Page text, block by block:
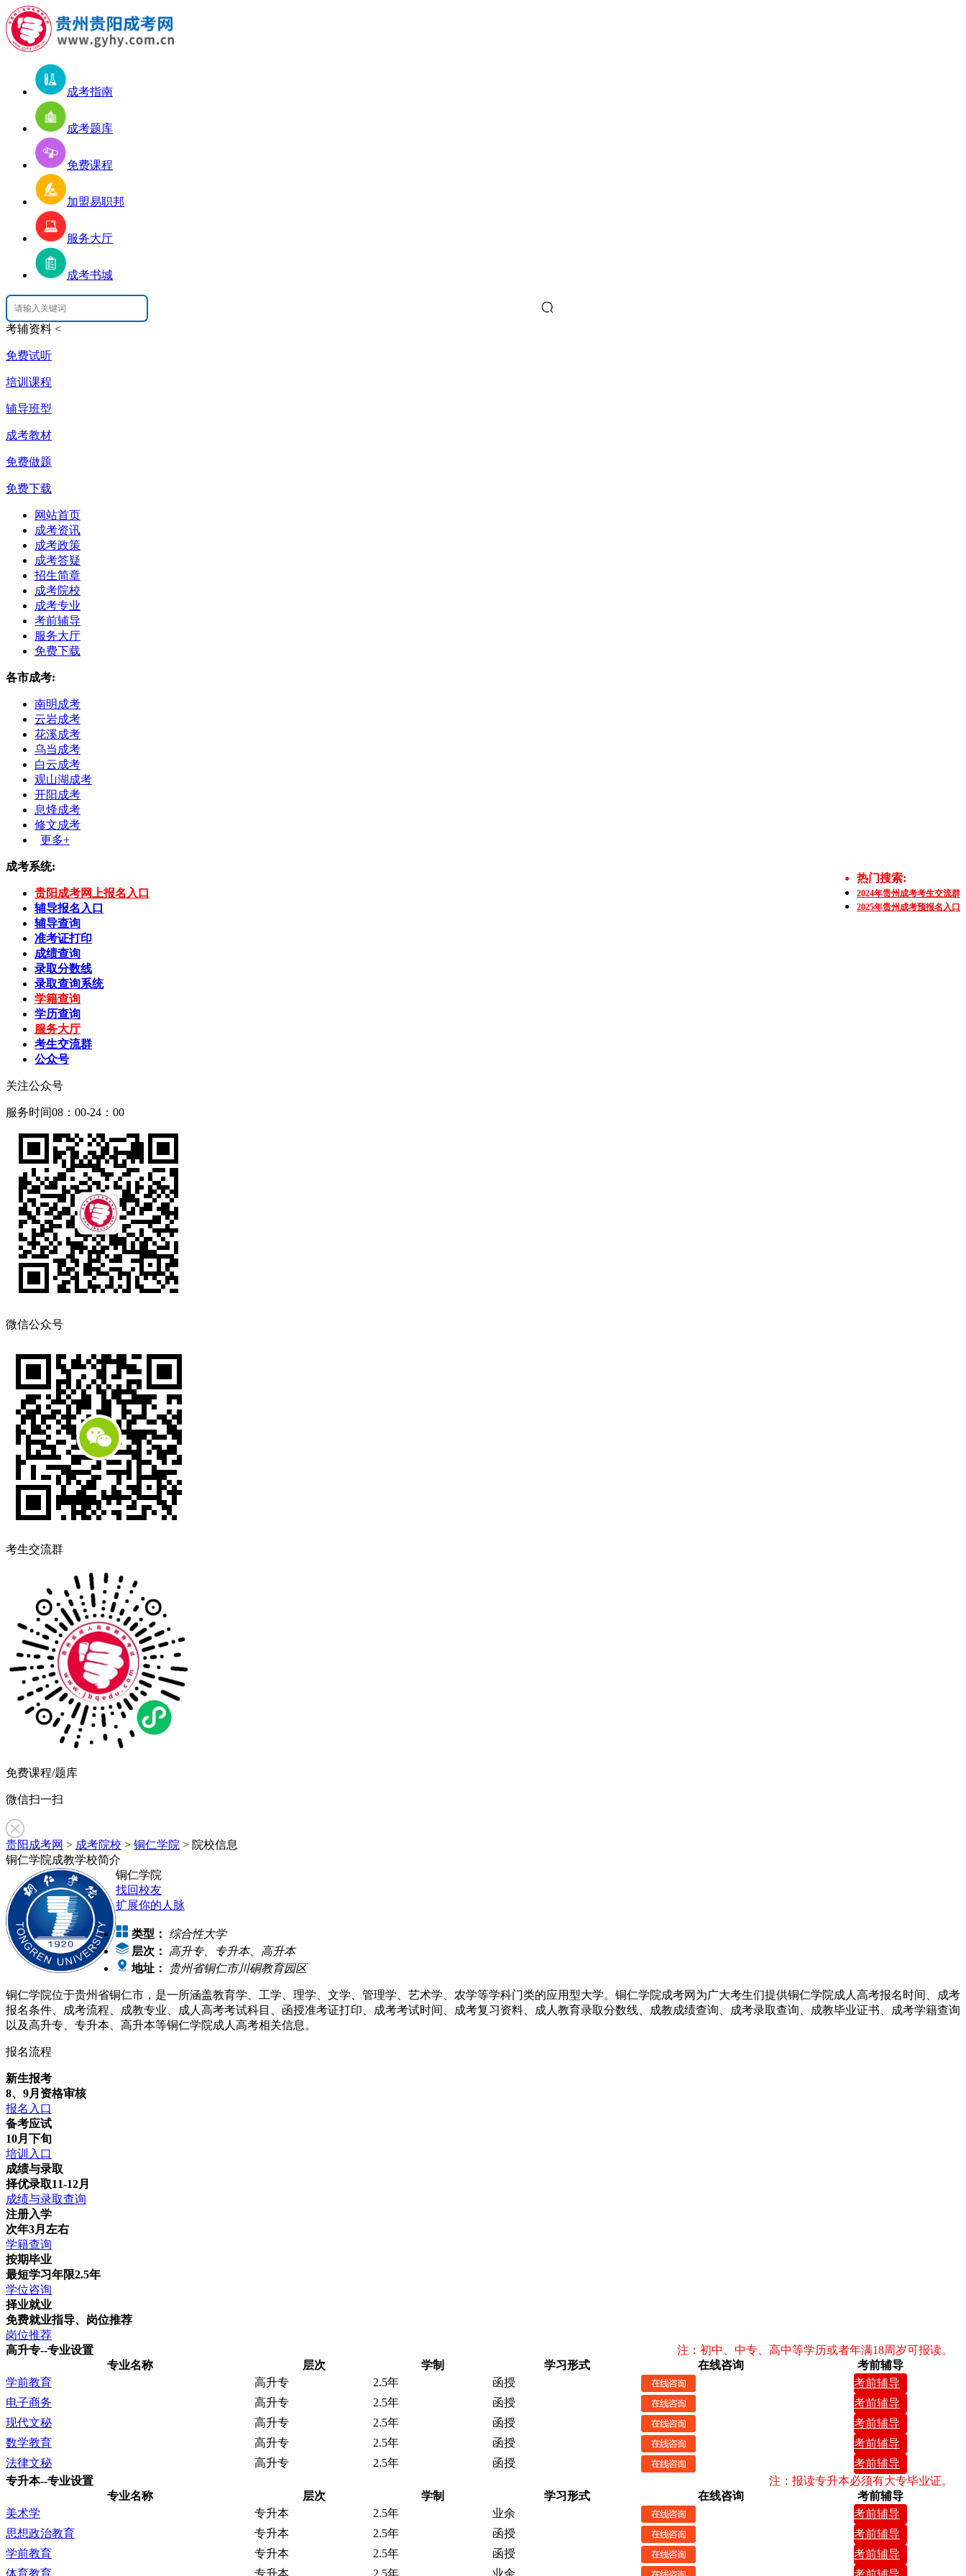
成考指南
成考题库
免费课程
加盟易职邦
服务大厅
成考书城
考辅资料 <
免费试听
培训课程
辅导班型
成考教材
免费做题
免费下载
网站首页
成考资讯
成考政策
成考答疑
招生简章
成考院校
成考专业
考前辅导
服务大厅
免费下载
各市成考:
南明成考
云岩成考
花溪成考
乌当成考
白云成考
观山湖成考
开阳成考
息烽成考
修文成考
更多+
热门搜索:
2024年贵州成考考生交流群
2025年贵州成考预报名入口
成考系统:
贵阳成考网上报名入口
辅导报名入口
辅导查询
准考证打印
成绩查询
录取分数线
录取查询系统
学籍查询
学历查询
服务大厅
考生交流群
公众号
关注公众号
服务时间08：00-24：00
微信公众号
考生交流群
免费课程/题库
微信扫一扫
贵阳成考网 > 成考院校 > 铜仁学院 > 院校信息
铜仁学院成教学校简介
铜仁学院
找回校友
扩展你的人脉
类型：
综合性大学
层次：
高升专、专升本、高升本
地址：
贵州省铜仁市川硐教育园区
铜仁学院位于贵州省铜仁市，是一所涵盖教育学、工学、理学、文学、管理学、艺术学、农学等学科门类的应用型大学。铜仁学院成考网为广大考生们提供铜仁学院成人高考报名时间、成考
报名条件、成考流程、成教专业、成人高考考试科目、函授准考证打印、成考考试时间、成考复习资料、成人教育录取分数线、成教成绩查询、成考录取查询、成教毕业证书、成考学籍查询
以及高升专、专升本、高升本等铜仁学院成人高考相关信息。
报名流程
新生报考
8、9月资格审核
报名入口
备考应试
10月下旬
培训入口
成绩与录取
择优录取11-12月
成绩与录取查询
注册入学
次年3月左右
学籍查询
按期毕业
最短学习年限2.5年
学位咨询
择业就业
免费就业指导、岗位推荐
岗位推荐
高升专--专业设置
注：初中、中专、高中等学历或者年满18周岁可报读。
专业名称
层次 学制 学习形式 在线咨询
考前辅导
学前教育
高升专 2.5年 函授
考前辅导
电子商务
高升专 2.5年 函授
考前辅导
现代文秘
高升专 2.5年 函授
考前辅导
数学教育
高升专 2.5年 函授
考前辅导
法律文秘
高升专 2.5年 函授
考前辅导
专升本--专业设置
注：报读专升本必须有大专毕业证。
专业名称
层次 学制 学习形式 在线咨询
考前辅导
美术学
专升本 2.5年 业余
考前辅导
思想政治教育
专升本 2.5年 函授
考前辅导
学前教育
专升本 2.5年 函授
考前辅导